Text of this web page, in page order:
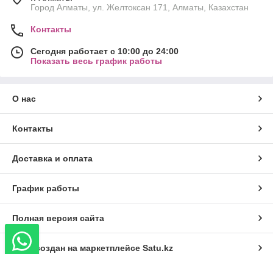
Город Алматы, ул. Желтоксан 171, Алматы, Казахстан
Контакты
Сегодня работает с 10:00 до 24:00
Показать весь график работы
О нас
Контакты
Доставка и оплата
График работы
Полная версия сайта
Сайт создан на маркетплейсе Satu.kz